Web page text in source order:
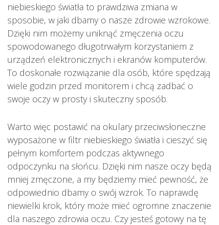
niebieskiego światła to prawdziwa zmiana w
sposobie, w jaki dbamy o nasze zdrowie wzrokowe.
Dzięki nim możemy uniknąć zmęczenia oczu
spowodowanego długotrwałym korzystaniem z
urządzeń elektronicznych i ekranów komputerów.
To doskonałe rozwiązanie dla osób, które spędzają
wiele godzin przed monitorem i chcą zadbać o
swoje oczy w prosty i skuteczny sposób.
Warto więc postawić na okulary przeciwsłoneczne
wyposażone w filtr niebieskiego światła i cieszyć się
pełnym komfortem podczas aktywnego
odpoczynku na słońcu. Dzięki nim nasze oczy będą
mniej zmęczone, a my będziemy mieć pewność, że
odpowiednio dbamy o swój wzrok. To naprawdę
niewielki krok, który może mieć ogromne znaczenie
dla naszego zdrowia oczu. Czy jesteś gotowy na tę